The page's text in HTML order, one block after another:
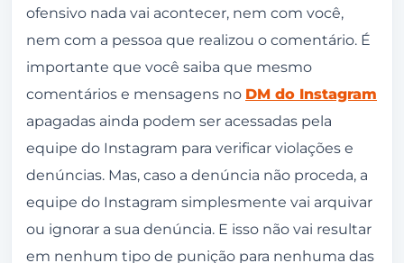
ofensivo nada vai acontecer, nem com você,
nem com a pessoa que realizou o comentário. É
importante que você saiba que mesmo
comentários e mensagens no DM do Instagram
apagadas ainda podem ser acessadas pela
equipe do Instagram para verificar violações e
denúncias. Mas, caso a denúncia não proceda, a
equipe do Instagram simplesmente vai arquivar
ou ignorar a sua denúncia. E isso não vai resultar
em nenhum tipo de punição para nenhuma das